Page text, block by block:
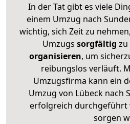
In der Tat gibt es viele
einem Umzug nach
wichtig, sich Zeit zu
Umzugs sorgfältig zu
organisieren, um
reibungslos verläuft.
Umzugsfirma kann ein
Umzug von Lübeck nach
erfolgreich durchgeführt
sorgen